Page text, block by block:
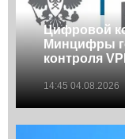
Цифровой
Минцифры
контроля
14:45 04.08.2026